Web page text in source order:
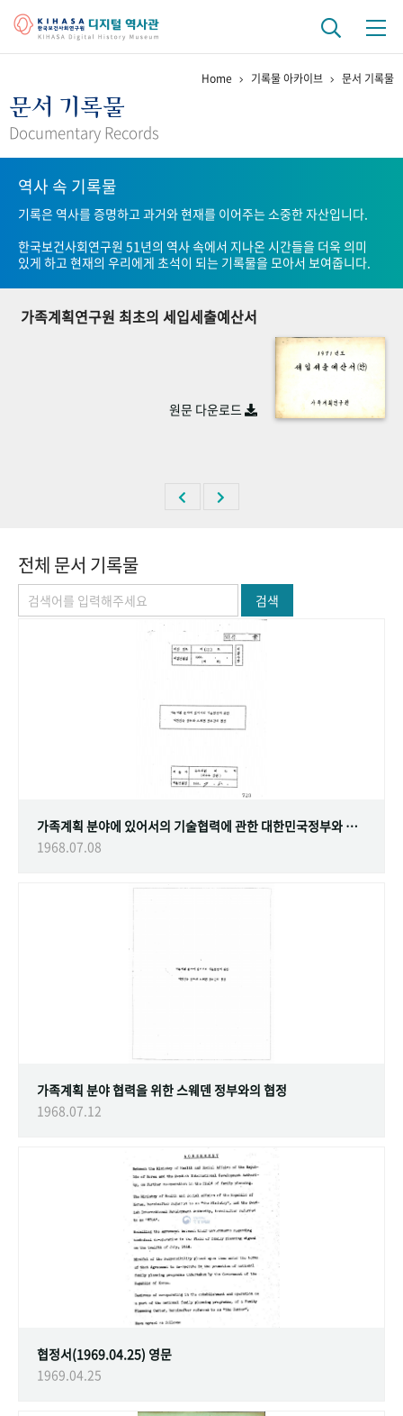
걸어온 길 기관 변천사
연구 역사
정책과 연구 키워드로 보는 연구 역사
연구자들
기록물 아카이브
사진 아카이브 문서 기록물 행정박물
숫자로 보는 50년 50+1주년 광장
Home 기록물 아카이브 문서 기록물
문서 기록물
Documentary Records
역사 속 기록물
기록은 역사를 증명하고 과거와 현재를 이어주는 소중한 자산입니다.
한국보건사회연구원 51년의 역사 속에서 지나온 시간들을 더욱 의미
있게 하고 현재의 우리에게 초석이 되는 기록물을 모아서 보여줍니다.
가족계획연구원 최초의 세입세출예산서
원문 다운로드
전체 문서 기록물
검색
가족계획 분야에 있어서의 기술협력에 관한 대한민국정부와 스웨덴 정부간의 협정
1968.07.08
가족계획 분야 협력을 위한 스웨덴 정부와의 협정
1968.07.12
협정서(1969.04.25) 영문
1969.04.25